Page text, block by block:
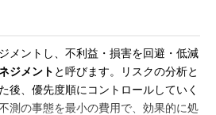
メントし、不利益・損害を回避・低減
ジメント と呼びます。リスクの分析と
後、優先度順にコントロールしていく
測の事態を最小の費用で、効果的に処